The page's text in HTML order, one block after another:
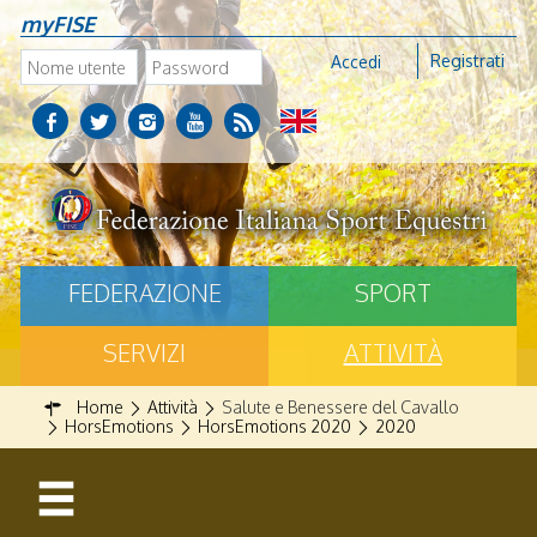
myFISE
Accedi Registrati
FEDERAZIONE
SPORT
SERVIZI
ATTIVITÀ
Home Attività
Salute e Benessere del Cavallo
HorsEmotions
HorsEmotions 2020 2020